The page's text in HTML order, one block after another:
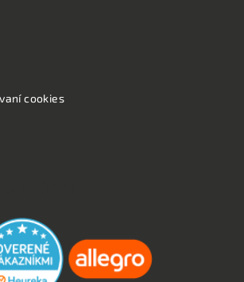
cookies